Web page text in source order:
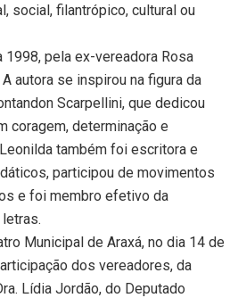
social, filantrópico, cultural ou
1998, pela ex-vereadora Rosa
autora se inspirou na figura da
Scarpellini, que dedicou
coragem, determinação e
também foi escritora e
participou de movimentos
e foi membro efetivo da
Municipal de Araxá, no dia 14 de
dos vereadores, da
Lídia Jordão, do Deputado